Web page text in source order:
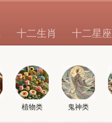
十二生肖 十二星座
植物类 鬼神类